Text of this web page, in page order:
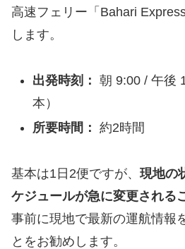
高速フェリー「Bahari
します。
出発時刻： 朝 9:00 / 午後
本）
所要時間： 約2時間
基本は1日2便ですが、 現地の
ケジュールが急に変更される
事前に現地で最新の運航情報
とをお勧めします。